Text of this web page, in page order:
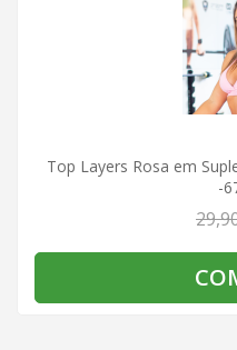
Top Layers Rosa em
-